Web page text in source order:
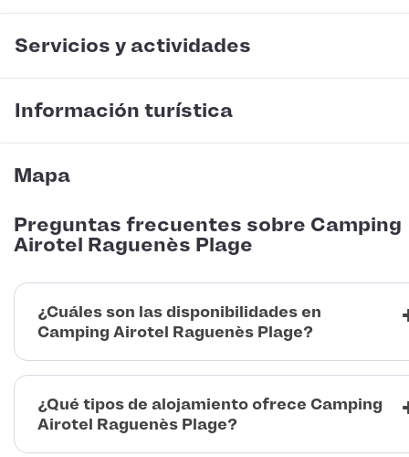
Servicios y actividades
Información turística
Mapa
Preguntas frecuentes sobre Camping
Airotel Raguenès Plage
¿Cuáles son las disponibilidades en
Camping Airotel Raguenès Plage?
¿Qué tipos de alojamiento ofrece Camping
Airotel Raguenès Plage?